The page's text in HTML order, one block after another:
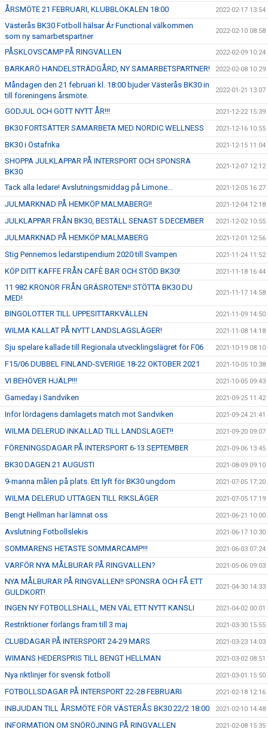
ÅRSMÖTE 21 FEBRUARI, KLUBBLOKALEN 18:00 2022-02-17 13:54
Västerås BK30 Fotboll hälsar Ár Functional välkommen
som ny samarbetspartner
2022-02-10 08:58
PÅSKLOVSCAMP PÅ RINGVALLEN 2022-02-09 10:24
BARKARÖ HANDELSTRÄDGÅRD, NY SAMARBETSPARTNER! 2022-02-08 10:29
Måndagen den 21 februari kl. 18:00 bjuder Västerås BK30 in
till föreningens årsmöte.
2022-01-21 13:07
GODJUL OCH GOTT NYTT ÅR!!! 2021-12-22 15:39
BK30 FORTSÄTTER SAMARBETA MED NORDIC WELLNESS 2021-12-16 10:55
BK30 i Östafrika 2021-12-15 11:04
SHOPPA JULKLAPPAR PÅ INTERSPORT OCH SPONSRA
BK30
2021-12-07 12:12
Tack alla ledare! Avslutningsmiddag på Limone... 2021-12-05 16:27
JULMARKNAD PÅ HEMKÖP MALMABERG!! 2021-12-04 12:18
JULKLAPPAR FRÅN BK30, BESTÄLL SENAST 5 DECEMBER 2021-12-02 10:55
JULMARKNAD PÅ HEMKÖP MALMABERG 2021-12-01 12:56
Stig Pennemos ledarstipendium 2020 till Svampen 2021-11-24 11:52
KÖP DITT KAFFE FRÅN CAFÈ BAR OCH STÖD BK30! 2021-11-18 16:44
11 982 KRONOR FRÅN GRÄSROTEN!! STÖTTA BK30 DU
MED!
2021-11-17 14:58
BINGOLOTTER TILL UPPESITTARKVÄLLEN 2021-11-09 14:50
WILMA KALLAT PÅ NYTT LANDSLAGSLÄGER! 2021-11-08 14:18
Sju spelare kallade till Regionala utvecklingslägret för F06 2021-10-19 08:10
F15/06 DUBBEL FINLAND-SVERIGE 18-22 OKTOBER 2021 2021-10-05 10:38
VI BEHÖVER HJÄLP!!! 2021-10-05 09:43
Gameday i Sandviken 2021-09-25 11:42
Inför lördagens damlagets match mot Sandviken 2021-09-24 21:41
WILMA DELERUD INKALLAD TILL LANDSLAGET!! 2021-09-20 09:07
FÖRENINGSDAGAR PÅ INTERSPORT 6-13 SEPTEMBER 2021-09-06 13:45
BK30 DAGEN 21 AUGUSTI 2021-08-09 09:10
9-manna målen på plats. Ett lyft för BK30 ungdom 2021-07-05 17:20
WILMA DELERUD UTTAGEN TILL RIKSLÄGER 2021-07-05 17:19
Bengt Hellman har lämnat oss 2021-06-21 10:00
Avslutning Fotbollslekis 2021-06-17 10:30
SOMMARENS HETASTE SOMMARCAMP!!! 2021-06-03 07:24
VARFÖR NYA MÅLBURAR PÅ RINGVALLEN? 2021-05-06 09:03
NYA MÅLBURAR PÅ RINGVALLEN!! SPONSRA OCH FÅ ETT
GULDKORT!
2021-04-30 14:33
INGEN NY FOTBOLLSHALL, MEN VÄL ETT NYTT KANSLI 2021-04-02 00:01
Restriktioner förlängs fram till 3 maj 2021-03-30 15:55
CLUBDAGAR PÅ INTERSPORT 24-29 MARS 2021-03-23 14:03
WIMANS HEDERSPRIS TILL BENGT HELLMAN 2021-03-02 08:51
Nya riktlinjer för svensk fotboll 2021-03-01 15:50
FOTBOLLSDAGAR PÅ INTERSPORT 22-28 FEBRUARI 2021-02-18 12:16
INBJUDAN TILL ÅRSMÖTE FÖR VÄSTERÅS BK30 22/2 18:00 2021-02-10 14:48
INFORMATION OM SNÖRÖJNING PÅ RINGVALLEN 2021-02-08 15:35